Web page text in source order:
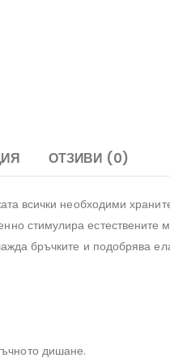
ОТЗИВИ (0)
всички необходими
стимулира естествените
бръчките и подобрява
дишане.